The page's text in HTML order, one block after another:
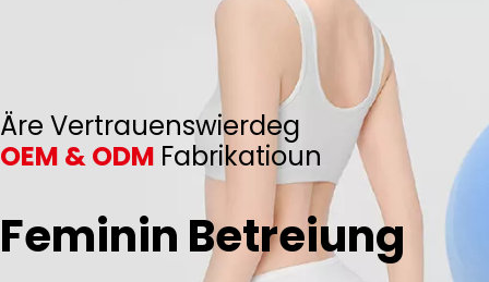
Äre Vertrauenswierdeg
OEM & ODM Fabrikatioun
Feminin Betreiung